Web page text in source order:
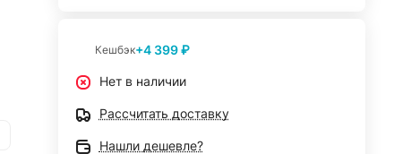
Кешбэк+4 399 ₽
Нет в наличии
Рассчитать доставку
Нашли дешевле?